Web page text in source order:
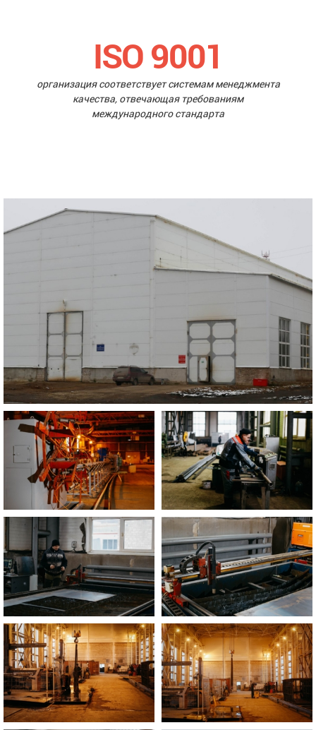
ISO 9001
организация соответствует системам менеджмента
качества, отвечающая требованиям
международного стандарта